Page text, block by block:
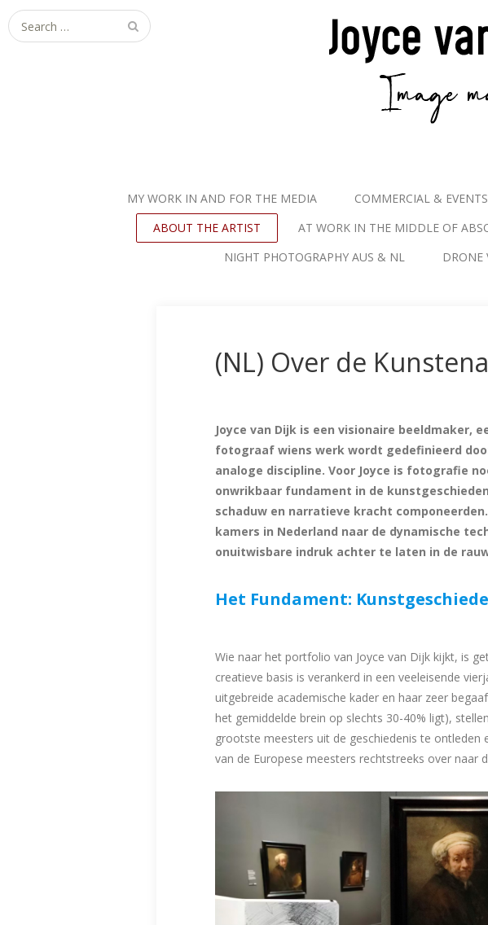
S
e
MY WORK IN AND FOR THE MEDIA COMMERCIAL & EVENTS
ABOUT THE ARTIST
AT WORK IN THE MIDDLE OF
NIGHT PHOTOGRAPHY AUS & NL
DRONE
(NL) Over de
Joyce van Dijk is een visionaire beeldmaker,
fotograaf wiens werk wordt gedefinieerd
analoge discipline. Voor Joyce is fotografie
onwrikbaar fundament in de
schaduw en narratieve kracht
kamers in Nederland naar de dynamische
onuitwisbare indruk achter te laten in de
Het Fundament:
Wie naar het portfolio van Joyce van Dijk kijkt, is
creatieve basis is verankerd in een veeleisende
uitgebreide academische kader en haar zeer
het gemiddelde brein op slechts 30-40% ligt),
grootste meesters uit de geschiedenis te ontleden
van de Europese meesters rechtstreeks over naar